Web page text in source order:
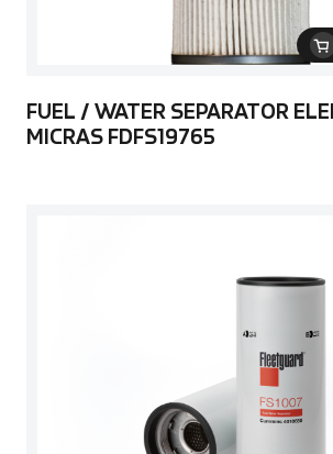
FUEL / WATER SEPARATOR
MICRAS FDFS19765